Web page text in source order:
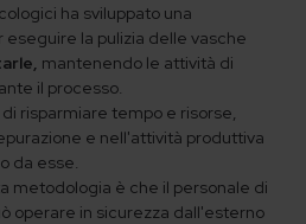
ha sviluppato una
la pulizia delle vasche
mantenendo le attività di
il processo.
risparmiare tempo e risorse,
e nell'attività produttiva
da esse.
metodologia è che il personale di
operare in sicurezza dall'esterno